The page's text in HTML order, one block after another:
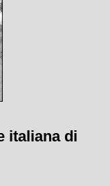
italiana di